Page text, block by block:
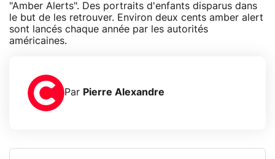
"Amber Alerts". Des portraits d'enfants disparus dans
le but de les retrouver. Environ deux cents amber alert
sont lancés chaque année par les autorités
américaines.
Par Pierre Alexandre